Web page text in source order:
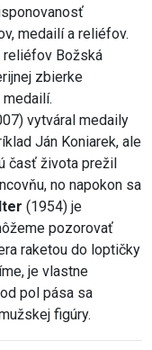
medailí a reliéfov.
reliéfov Božská
zbierke
vytváral medaily
Ján Koniarek, ale
časť života prežil
no napokon sa
(1954) je
pozorovať
raketou do loptičky
je vlastne
pol pása sa
figúry.